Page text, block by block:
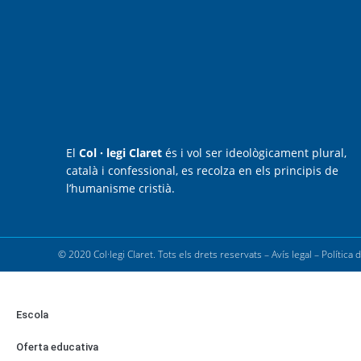
El Col · legi Claret és i vol ser ideològicament plural,
català i confessional, es recolza en els principis de
l’humanisme cristià.
© 2020 Col·legi Claret. Tots els drets reservats –Avís legal – Política
Escola
Oferta educativa